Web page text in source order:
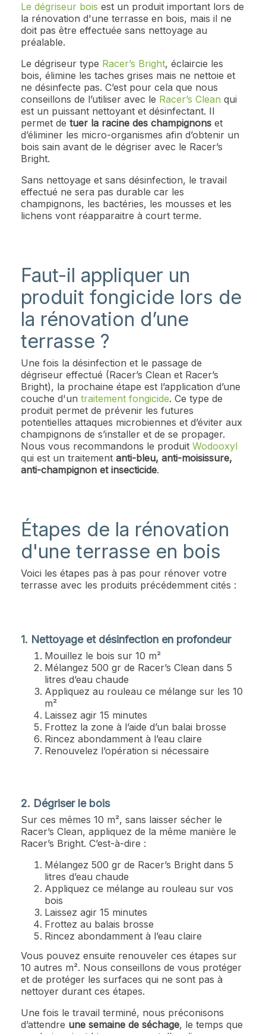
Le dégriseur bois est un produit important lors de
la rénovation d'une terrasse en bois, mais il ne
doit pas être effectuée sans nettoyage au
préalable.
Le dégriseur type Racer’s Bright, éclaircie les
bois, élimine les taches grises mais ne nettoie et
ne désinfecte pas. C’est pour cela que nous
conseillons de l’utiliser avec le Racer’s Clean qui
est un puissant nettoyant et désinfectant. Il
permet de tuer la racine des champignons et
d’éliminer les micro-organismes afin d’obtenir un
bois sain avant de le dégriser avec le Racer’s
Bright.
Sans nettoyage et sans désinfection, le travail
effectué ne sera pas durable car les
champignons, les bactéries, les mousses et les
lichens vont réapparaitre à court terme.
Faut-il appliquer un
produit fongicide lors de
la rénovation d’une
terrasse ?
Une fois la désinfection et le passage de
dégriseur effectué (Racer’s Clean et Racer’s
Bright), la prochaine étape est l’application d’une
couche d'un traitement fongicide. Ce type de
produit permet de prévenir les futures
potentielles attaques microbiennes et d’éviter aux
champignons de s’installer et de se propager.
Nous vous recommandons le produit Wodooxyl
qui est un traitement anti-bleu, anti-moisissure,
anti-champignon et insecticide.
Étapes de la rénovation
d'une terrasse en bois
Voici les étapes pas à pas pour rénover votre
terrasse avec les produits précédemment cités :
1. Nettoyage et désinfection en profondeur
Mouillez le bois sur 10 m²
Mélangez 500 gr de Racer’s Clean dans 5
litres d’eau chaude
Appliquez au rouleau ce mélange sur les 10
m²
Laissez agir 15 minutes
Frottez la zone à l’aide d’un balai brosse
Rincez abondamment à l’eau claire
Renouvelez l’opération si nécessaire
2. Dégriser le bois
Sur ces mêmes 10 m², sans laisser sécher le
Racer’s Clean, appliquez de la même manière le
Racer’s Bright. C’est-à-dire :
Mélangez 500 gr de Racer’s Bright dans 5
litres d’eau chaude
Appliquez ce mélange au rouleau sur vos
bois
Laissez agir 15 minutes
Frottez au balais brosse
Rincez abondamment à l’eau claire
Vous pouvez ensuite renouveler ces étapes sur
10 autres m². Nous conseillons de vous protéger
et de protéger les surfaces qui ne sont pas à
nettoyer durant ces étapes.
Une fois le travail terminé, nous préconisons
d’attendre une semaine de séchage, le temps que